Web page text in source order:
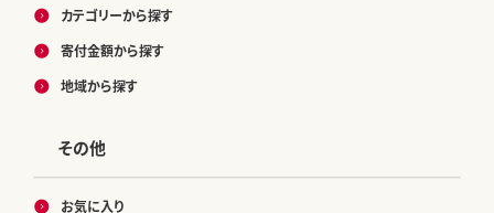
カテゴリーから探す
寄付金額から探す
地域から探す
その他
お気に入り